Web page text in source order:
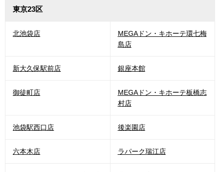
東京23区
北池袋店
MEGAドン・キホーテ環七梅
島店
新大久保駅前店 銀座本館
御徒町店
MEGAドン・キホーテ板橋志
村店
池袋駅西口店 後楽園店
六本木店 ラパーク瑞江店